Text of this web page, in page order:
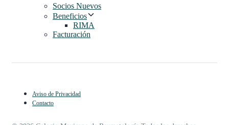
Socios Nuevos
Beneficios
RIMA
Facturación
Aviso de Privacidad
Contacto